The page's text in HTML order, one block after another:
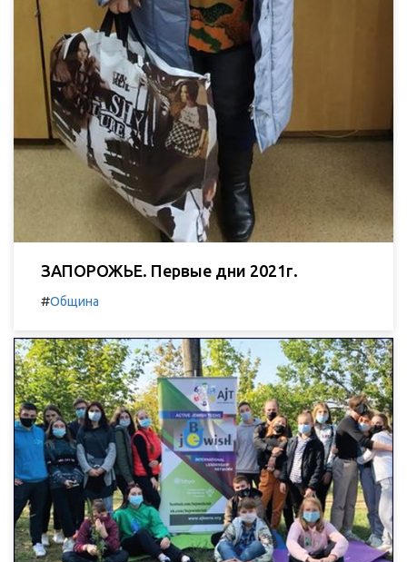
ЗАПОРОЖЬЕ. Первые дни 2021г.
#Община